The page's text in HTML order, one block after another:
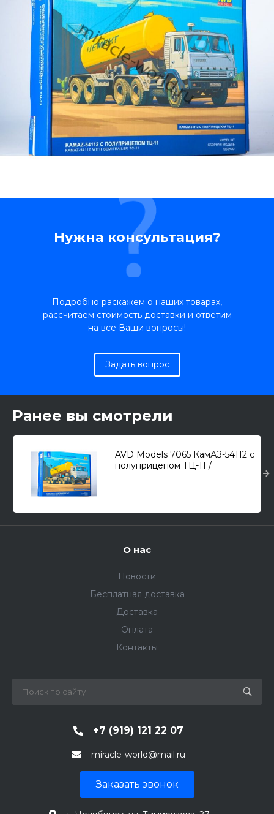
Нужна консультация?
Подробно раскажем о наших товарах,
рассчитаем стоимость доставки и ответим
на все Ваши вопросы!
Задать вопрос
Ранее вы смотрели
AVD Models 7065 КамАЗ-54112 с
полуприцепом ТЦ-11 /
О нас
Новости
Бесплатная доставка
Доставка
Оплата
Контакты
+7 (919) 121 22 07
miracle-world@mail.ru
Заказать звонок